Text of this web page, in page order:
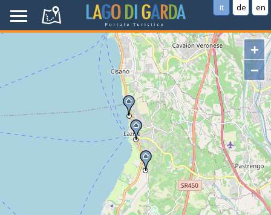
it de en
+
−